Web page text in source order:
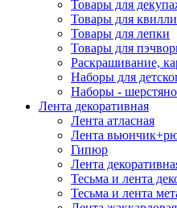
Товары для
Товары для
Товары для лепки
Товары для
Раскрашивание,
Наборы для
Наборы -
Лента декоративная
Лента атласная
Лента
Гипюр
Лента
Тесьма и лента
Тесьма и лента